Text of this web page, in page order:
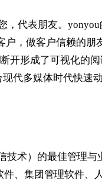
，代表朋友。yonyou
，做客户信赖的朋
开形成了可视化的
代多媒体时代快速
术）的最佳管理
、集团管理软件